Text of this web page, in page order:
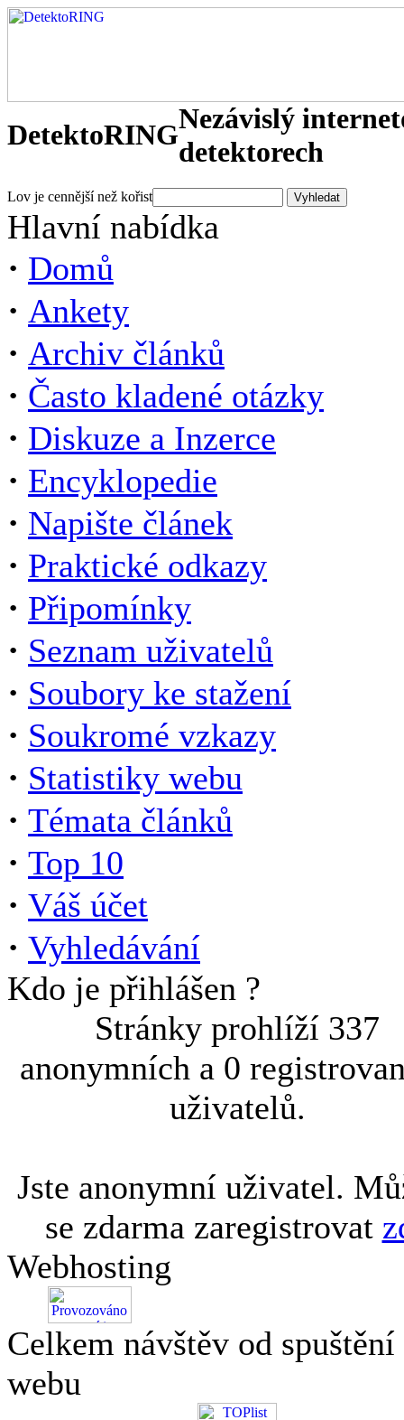
DetektoRINGNezávislý
detektorech
Lov je cennější než kořist
Hlavní nabídka
· Domů
· Ankety
· Archiv článků
· Často kladené otázky
· Diskuze a Inzerce
· Encyklopedie
· Napište článek
· Praktické odkazy
· Připomínky
· Seznam uživatelů
· Soubory ke stažení
· Soukromé vzkazy
· Statistiky webu
· Témata článků
· Top 10
· Váš účet
· Vyhledávání
Kdo je přihlášen ?
Stránky prohlíží 337
anonymních a 0
uživatelů.
Jste anonymní uživatel.
se zdarma zaregistrovat
Webhosting
Celkem návštěv od spuštění
webu